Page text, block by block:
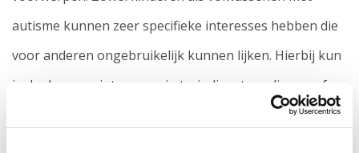
autisme kunnen zeer specifieke interesses hebben die
voor anderen ongebruikelijk kunnen lijken. Hierbij kun
je denken aan interesses in treindienstregelingen of